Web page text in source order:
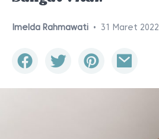
Imelda Rahmawati • 31 Maret 2022